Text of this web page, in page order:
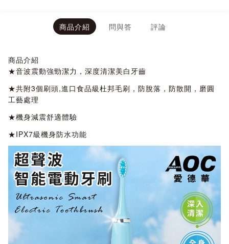
商品介紹 問與答 評論
商品介紹
★音波震動強勁潔力，深度清潔美白牙齒
★共附3個刷頭,進口食品級杜邦毛刷，防脫落，防散開，磨圓
工藝處理
★機身減震舒適體驗
★IPX7級機身防水功能